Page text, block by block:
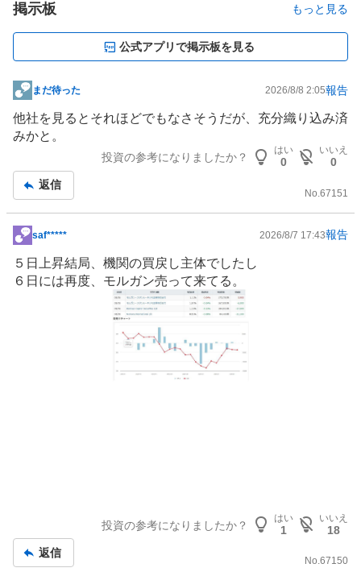
掲示板 もっと見る
公式アプリで掲示板を見る
掲
示
板
事
まだ待った 2026/8/8 2:05報告
他社を見るとそれほどでもなさそうだが、充分織り込み済
みかと。
投資の参考になりましたか？
はい
0
いいえ
0
返信
No. 67151
掲
示
板
saf***** 2026/8/7 17:43報告
５日上昇結局、機関の買戻し主体でしたし
６日には再度、モルガン売って来てる。
投資の参考になりましたか？
はい
1
いいえ
18
返信
No.67150